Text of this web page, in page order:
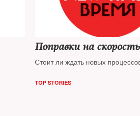
Поправки на скорость
Стоит ли ждать новых
TOP STORIES